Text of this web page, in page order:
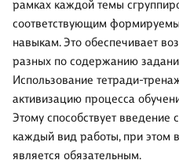
рамках каждой темы
соответствующим
навыкам. Это обеспечивает
разных по содержанию
Использование тетради-
активизацию процесса
Этому способствует введение
каждый вид работы, при этом
является обязательным.